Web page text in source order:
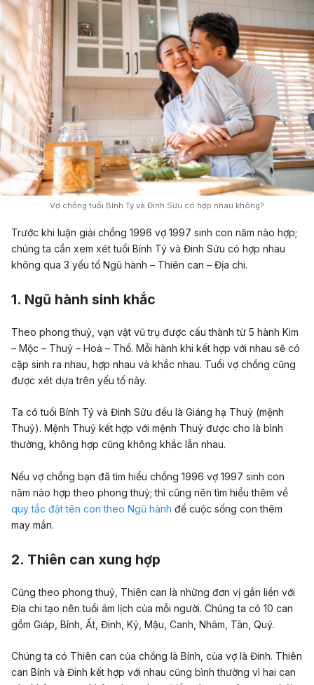
Vợ chồng tuổi Bính Tý và Đinh Sửu có hợp nhau không?
Trước khi luận giải chồng 1996 vợ 1997 sinh con năm nào hợp;
chúng ta cần xem xét tuổi Bính Tý và Đinh Sửu có hợp nhau
không qua 3 yếu tố Ngũ hành – Thiên can – Địa chi.
1. Ngũ hành sinh khắc
Theo phong thuỷ, vạn vật vũ trụ được cấu thành từ 5 hành Kim
– Mộc – Thuỷ – Hoả – Thổ. Mỗi hành khi kết hợp với nhau sẽ có
cặp sinh ra nhau, hợp nhau và khắc nhau. Tuổi vợ chồng cũng
được xét dựa trên yếu tố này.
Ta có tuổi Bính Tý và Đinh Sửu đều là Giáng hạ Thuỷ (mệnh
Thuỷ). Mệnh Thuỷ kết hợp với mệnh Thuỷ được cho là bình
thường, không hợp cũng không khắc lẫn nhau.
Nếu vợ chồng bạn đã tìm hiểu chồng 1996 vợ 1997 sinh con
năm nào hợp theo phong thuỷ; thì cũng nên tìm hiểu thêm về
quy tắc đặt tên con theo Ngũ hành để cuộc sống con thêm
may mắn.
2. Thiên can xung hợp
Cũng theo phong thuỷ, Thiên can là những đơn vị gắn liền với
Địa chi tạo nên tuổi âm lịch của mỗi người. Chúng ta có 10 can
gồm Giáp, Bính, Ất, Đinh, Kỷ, Mậu, Canh, Nhâm, Tân, Quý.
Chúng ta có Thiên can của chồng là Bính, của vợ là Đinh. Thiên
can Bính và Đinh kết hợp với nhau cũng bình thường vì hai can